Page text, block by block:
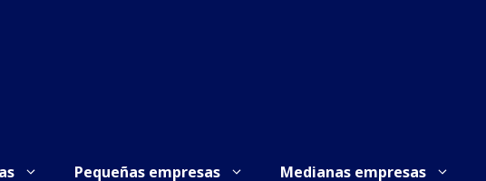
Pequeñas empresas Medianas empresas